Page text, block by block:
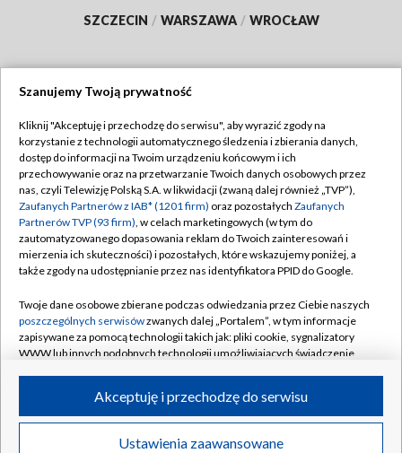
SZCZECIN / WARSZAWA / WROCŁAW
TVP
Abonament TVP
Emisja w TVP
Centrum informacji TVP
Naziemna Telewizja Cyfrowa
Rada Programowa
System NOS
Informacje o nadawcy
Program dla prasy
Regulamin TVP
Polityka prywatności
Moje zgody
Pomoc
Kontakt
Kanały
©2026 Telewizja Polska S.A. w likwidacji
Szanujemy Twoją prywatność
Kliknij "Akceptuję i przechodzę do serwisu", aby wyrazić zgody na
korzystanie z technologii automatycznego śledzenia i zbierania danych,
dostęp do informacji na Twoim urządzeniu końcowym i ich
przechowywanie oraz na przetwarzanie Twoich danych osobowych przez
nas, czyli Telewizję Polską S.A. w likwidacji (zwaną dalej również „TVP”),
Zaufanych Partnerów z IAB* (1201 firm) oraz pozostałych Zaufanych
Partnerów TVP (93 firm), w celach marketingowych (w tym do
zautomatyzowanego dopasowania reklam do Twoich zainteresowań i
mierzenia ich skuteczności) i pozostałych, które wskazujemy poniżej, a
także zgody na udostępnianie przez nas identyfikatora PPID do Google.
Twoje dane osobowe zbierane podczas odwiedzania przez Ciebie naszych
poszczególnych serwisówzwanych dalej „Portalem”, w tym informacje
zapisywane za pomocą technologii takich jak: pliki cookie, sygnalizatory
WWW lub innych podobnych technologii umożliwiających świadczenie
ruchu w Internecie.
Twoje dane osobowe zbierane podczas odwiedzania przez Ciebie
Ustawienia zaawansowane
Akceptuję i przechodzę do serwisu